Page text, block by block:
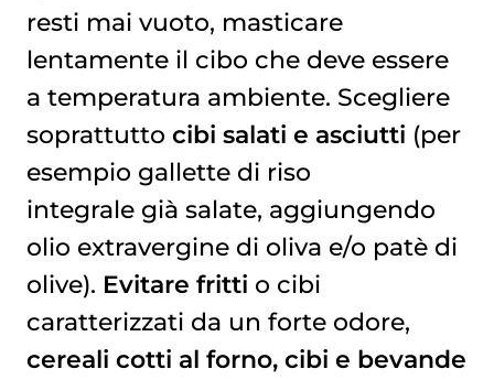
resti mai vuoto, masticare
lentamente il cibo che deve essere
a temperatura ambiente. Scegliere
soprattutto cibi salati e asciutti (per
esempio gallette di riso
integrale già salate, aggiungendo
olio extravergine di oliva e/o patè di
olive). Evitare fritti o cibi
caratterizzati da un forte odore,
cereali cotti al forno, cibi e bevande